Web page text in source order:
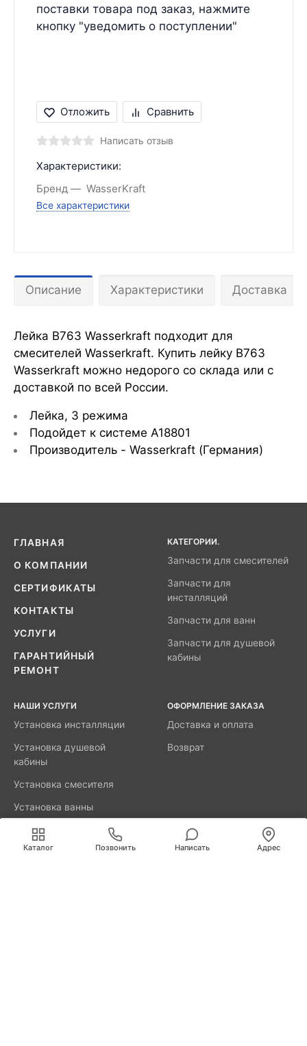
поставки товара под заказ, нажмите
кнопку "уведомить о поступлении"
Отложить Сравнить
Написать отзыв
Характеристики:
Бренд
WasserKraft
Все характеристики
Описание Характеристики Доставка
Лейка B763 Wasserkraft подходит для
смесителей Wasserkraft. Купить лейку B763
Wasserkraft можно недорого со склада или с
доставкой по всей России.
Лейка, 3 режима
Подойдет к системе A18801
Производитель - Wasserkraft (Германия)
ГЛАВНАЯ
О КОМПАНИИ
СЕРТИФИКАТЫ
КОНТАКТЫ
УСЛУГИ
ГАРАНТИЙНЫЙ
РЕМОНТ
КАТЕГОРИИ.
Запчасти для смесителей
Запчасти для
инсталляций
Запчасти для ванн
Запчасти для душевой
кабины
НАШИ УСЛУГИ
Установка инсталляции
Установка душевой
кабины
Установка смесителя
Установка ванны
акриловой
ОФОРМЛЕНИЕ ЗАКАЗА
Доставка и оплата
Возврат
Каталог Позвонить Написать Адрес
Мы используем cookies для быстрой и удобной
работы сайта. Продолжая пользоваться сайтом, вы
принимаете условияобработки персональных данных.